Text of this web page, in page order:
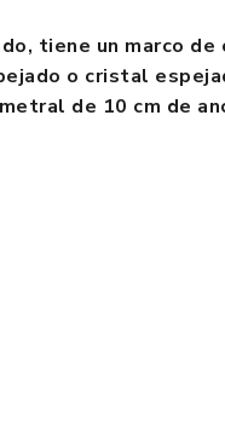
tiene un marco
o cristal
de 10 cm de